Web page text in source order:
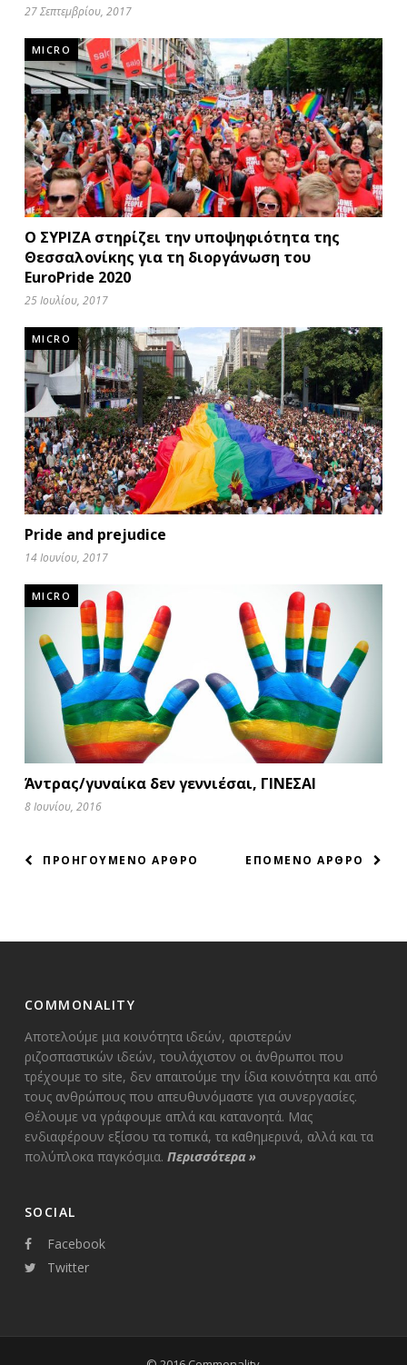
27 Σεπτεμβρίου, 2017
MICRO
Ο ΣΥΡΙΖΑ στηρίζει την υποψηφιότητα της
Θεσσαλονίκης για τη διοργάνωση του
EuroPride 2020
25 Ιουλίου, 2017
MICRO
Pride and prejudice
14 Ιουνίου, 2017
MICRO
Άντρας/γυναίκα δεν γεννιέσαι, ΓΙΝΕΣΑΙ
8 Ιουνίου, 2016
ΠΛΟΗΓΗΣΗ
ΕΠΟΜΕΝΟ ΑΡΘΡΟ
ΠΡΟΗΓΟΥΜΕΝΟ ΑΡΘΡΟ
COMMONALITY
Αποτελούμε μια κοινότητα ιδεών, αριστερών
ριζοσπαστικών ιδεών, τουλάχιστον οι άνθρωποι που
τρέχουμε το site, δεν απαιτούμε την ίδια κοινότητα και από
τους ανθρώπους που απευθυνόμαστε για συνεργασίες.
Θέλουμε να γράφουμε απλά και κατανοητά. Μας
ενδιαφέρουν εξίσου τα τοπικά, τα καθημερινά, αλλά και τα
πολύπλοκα παγκόσμια. Περισσότερα»
SOCIAL
Facebook
Twitter